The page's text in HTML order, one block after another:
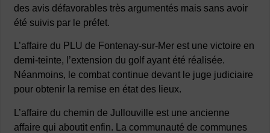
des avis défavorables très argumentés mais sans avoir
été suivis par le préfet.
L’affaire du PLU de Fontenay-sur-Mer est une victoire en
demi-teinte, l’extension du golf ayant été réalisée.
Néanmoins, le combat continue devant le juge judiciaire
pour obtenir la remise en état des lieux.
L’affaire du chemin de Jullouville est une ancienne
affaire qui aboutit enfin. La communauté de communes